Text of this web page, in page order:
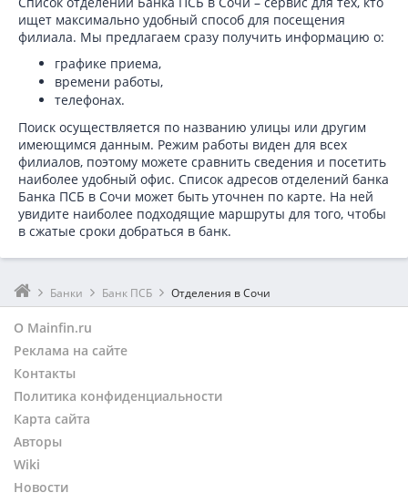
ищет максимально удобный способ для посещения
филиала. Мы предлагаем сразу получить информацию о:
графике приема,
времени работы,
телефонах.
Поиск осуществляется по названию улицы или другим
имеющимся данным. Режим работы виден для всех
филиалов, поэтому можете сравнить сведения и посетить
наиболее удобный офис. Список адресов отделений банка
Банка ПСБ в Сочи может быть уточнен по карте. На ней
увидите наиболее подходящие маршруты для того, чтобы
в сжатые сроки добраться в банк.
Банки Банк ПСБ Отделения в Сочи
О Mainfin.ru
Реклама на сайте
Контакты
Политика конфиденциальности
Карта сайта
Авторы
Wiki
Новости